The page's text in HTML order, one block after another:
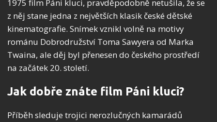
1975 film Páni kluci, pravděpodobně netušila, že se
z něj stane jedna z největších klasik české dětské
kinematografie. Snímek vznikl volně na motivy
románu Dobrodružství Toma Sawyera od Marka
Twaina, ale děj byl přenesen do českého prostředí
na začátek 20. století.
Jak dobře znáte film Páni kluci?
Příběh sleduje trojici nerozlučných kamarádů